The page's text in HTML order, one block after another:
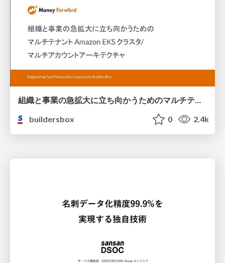
組織と事業の急拡大に立ち向かうためのマルチテナント Amazon EKS クラスタ/マルチアカウントアーキテクチャ / Multi-tenant Amazon EKS cluster and multi-account architecture to face rapid organizational and business growth
buildersbox
0 2.4k